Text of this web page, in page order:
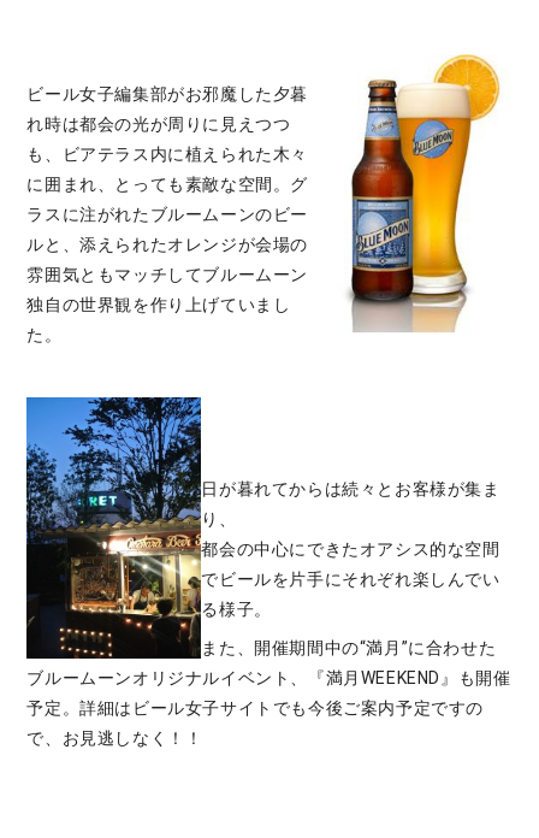
ビール女子編集部がお邪魔した夕暮
れ時は都会の光が周りに見えつつ
も、ビアテラス内に植えられた木々
に囲まれ、とっても素敵な空間。グ
ラスに注がれたブルームーンのビー
ルと、添えられたオレンジが会場の
雰囲気ともマッチしてブルームーン
独自の世界観を作り上げていまし
た。
日が暮れてからは続々とお客様が集ま
り、
都会の中心にできたオアシス的な空間
でビールを片手にそれぞれ楽しんでい
る様子。
また、開催期間中の“満月”に合わせた
ブルームーンオリジナルイベント、『満月WEEKEND』も開催
予定。詳細はビール女子サイトでも今後ご案内予定ですの
で、お見逃しなく！！